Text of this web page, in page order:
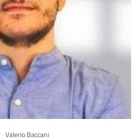
Valerio Baccani